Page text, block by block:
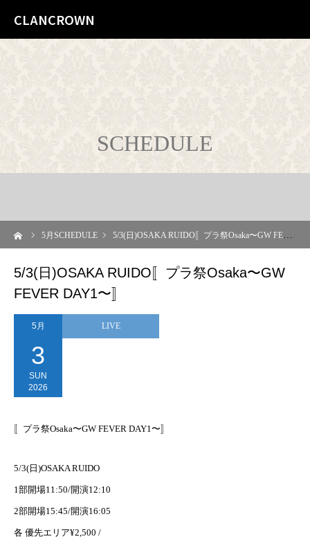
CLANCROWN
SCHEDULE
5月SCHEDULE 5/3(日)OSAKA RUIDO〚プラ祭Osaka〜GW FEVER DAY1〜〛
5/3(日)OSAKA RUIDO〚プラ祭Osaka〜GW
FEVER DAY1〜〛
5月
3
SUN
2026
LIVE
〚プラ祭Osaka〜GW FEVER DAY1〜〛
5/3(日)OSAKA RUIDO
1部開場11:50/開演12:10
2部開場15:45/開演16:05
各 優先エリア¥2,500 /